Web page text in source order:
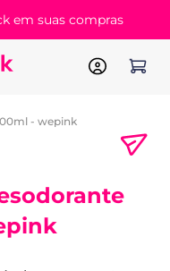
em suas compras
- wepink